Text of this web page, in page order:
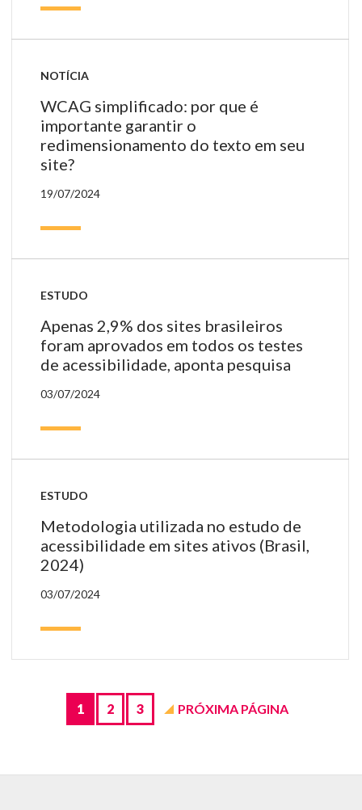
NOTÍCIA
WCAG simplificado: por que é
importante garantir o
redimensionamento do texto em seu
site?
19/07/2024
ESTUDO
Apenas 2,9% dos sites brasileiros
foram aprovados em todos os testes
de acessibilidade, aponta pesquisa
03/07/2024
ESTUDO
Metodologia utilizada no estudo de
acessibilidade em sites ativos (Brasil,
2024)
03/07/2024
1 2 3 PRÓXIMA PÁGINA